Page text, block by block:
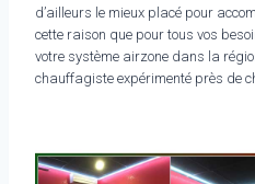
d’ailleurs le mieux placé pour
cette raison que pour tous vos
votre système airzone dans la
chauffagiste expérimenté près de